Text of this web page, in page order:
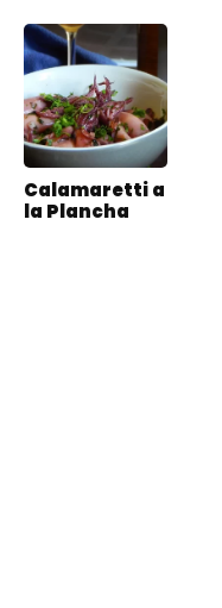
Calamaretti a
la Plancha